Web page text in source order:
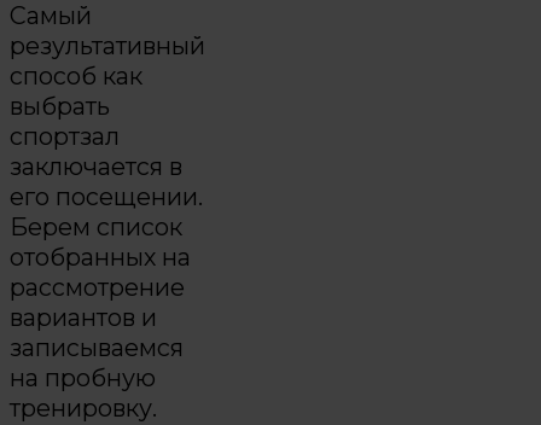
Самый
результативный
способ как
выбрать
спортзал
заключается в
его посещении.
Берем список
отобранных на
рассмотрение
вариантов и
записываемся
на пробную
тренировку.